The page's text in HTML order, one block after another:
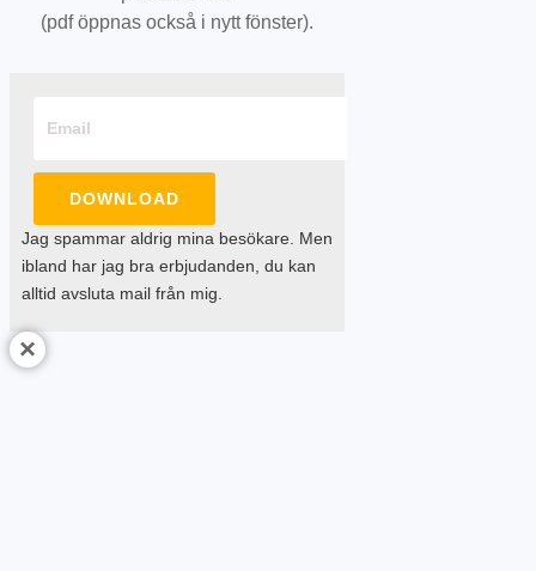
(pdf öppnas också i nytt fönster).
DOWNLOAD
Jag spammar aldrig mina besökare. Men
ibland har jag bra erbjudanden, du kan
alltid avsluta mail från mig.
×